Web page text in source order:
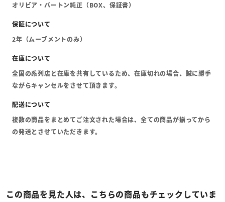
オリビア・バートン純正（BOX、保証書）
2年（ムーブメントのみ）
全国の系列店と在庫を共有しているため、在庫切れの場合、誠に勝手
ながらキャンセルをさせて頂きます。
複数の商品をまとめてご注文された場合は、全ての商品が揃ってから
の発送とさせていただきます。
この商品を見た人は、こちらの商品もチェックしていま